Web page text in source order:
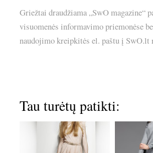
Griežtai draudžiama „SwO magazine“
visuomenės informavimo priemonėse
naudojimo kreipkitės el. paštu į
Tau turėtų patikti: